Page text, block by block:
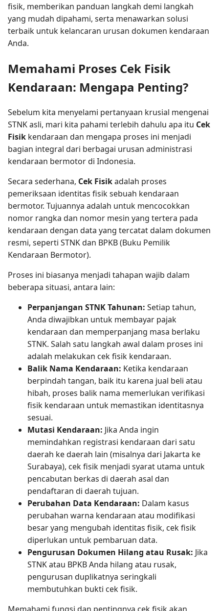
fisik, memberikan panduan langkah demi langkah
yang mudah dipahami, serta menawarkan solusi
terbaik untuk kelancaran urusan dokumen kendaraan
Anda.
Memahami Proses Cek Fisik
Kendaraan: Mengapa Penting?
Sebelum kita menyelami pertanyaan krusial mengenai
STNK asli, mari kita pahami terlebih dahulu apa itu Cek
Fisik kendaraan dan mengapa proses ini menjadi
bagian integral dari berbagai urusan administrasi
kendaraan bermotor di Indonesia.
Secara sederhana, Cek Fisikadalah proses
pemeriksaan identitas fisik sebuah kendaraan
bermotor. Tujuannya adalah untuk mencocokkan
nomor rangka dan nomor mesin yang tertera pada
kendaraan dengan data yang tercatat dalam dokumen
resmi, seperti STNK dan BPKB (Buku Pemilik
Kendaraan Bermotor).
Proses ini biasanya menjadi tahapan wajib dalam
beberapa situasi, antara lain:
Perpanjangan STNK Tahunan: Setiap tahun,
Anda diwajibkan untuk membayar pajak
kendaraan dan memperpanjang masa berlaku
STNK. Salah satu langkah awal dalam proses ini
adalah melakukan cek fisik kendaraan.
Balik Nama Kendaraan: Ketika kendaraan
berpindah tangan, baik itu karena jual beli atau
hibah, proses balik nama memerlukan verifikasi
fisik kendaraan untuk memastikan identitasnya
sesuai.
Mutasi Kendaraan: Jika Anda ingin
memindahkan registrasi kendaraan dari satu
daerah ke daerah lain (misalnya dari Jakarta ke
Surabaya), cek fisik menjadi syarat utama untuk
pencabutan berkas di daerah asal dan
pendaftaran di daerah tujuan.
Perubahan Data Kendaraan: Dalam kasus
perubahan warna kendaraan atau modifikasi
besar yang mengubah identitas fisik, cek fisik
diperlukan untuk pembaruan data.
Pengurusan Dokumen Hilang atau Rusak: Jika
STNK atau BPKB Anda hilang atau rusak,
pengurusan duplikatnya seringkali
membutuhkan bukti cek fisik.